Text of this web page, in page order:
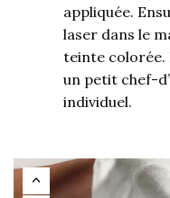
appliquée.
laser dans le
teinte colorée.
un petit chef-
individuel.